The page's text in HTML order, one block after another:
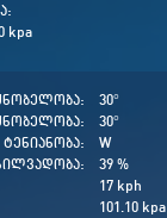
kpa
ტენიანობა:
30°
30°
W
39 %
17 kph
101.10 kpa